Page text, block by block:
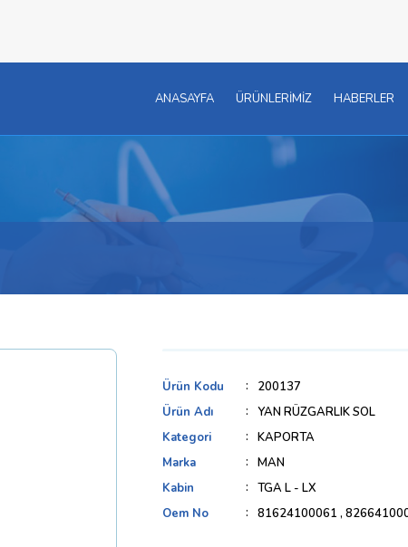
ANASAYFA ÜRÜNLERİMİZ HABERLER
Ürün Kodu
200137
Ürün Adı
YAN RÜZGARLIK SOL
Kategori
KAPORTA
Marka
MAN
Kabin
TGA L - LX
Oem No
81624100061 ,